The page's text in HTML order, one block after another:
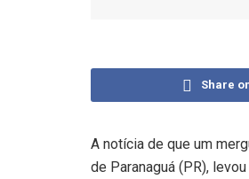
Share
A notícia de que um
de Paranaguá (PR),